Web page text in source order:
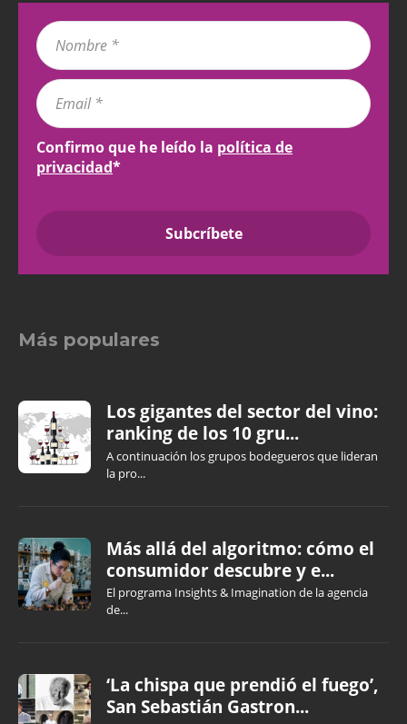
Confirmo que he leído la política de
privacidad*
Más populares
Los gigantes del sector del vino:
ranking de los 10 gru...
A continuación los grupos bodegueros que lideran
la pro...
Más allá del algoritmo: cómo el
consumidor descubre y e...
El programa Insights & Imagination de la agencia
de...
‘La chispa que prendió el fuego’,
San Sebastián Gastron...